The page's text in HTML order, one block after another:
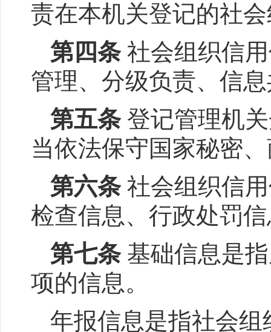
责在本机关登记的社
第四条社会组织信
管理、分级负责、信
第五条登记管理机
当依法保守国家秘密
第六条社会组织信
检查信息、行政处罚
第七条基础信息是
项的信息。
年报信息是指社会